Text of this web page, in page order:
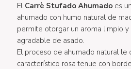
El Carrè Stufado Ahumado es
ahumado con humo natural de
permite otorgar un aroma limpio y
agradable de asado.
El proceso de ahumado natural le
característico rosa tenue con